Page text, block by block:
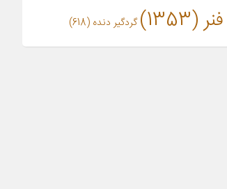
فنر(1353) گردگیر دنده (618)